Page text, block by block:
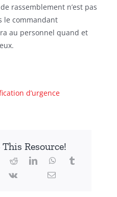
rassemblement n’est pas
le commandant
au personnel quand et
d’urgence
This Resource!